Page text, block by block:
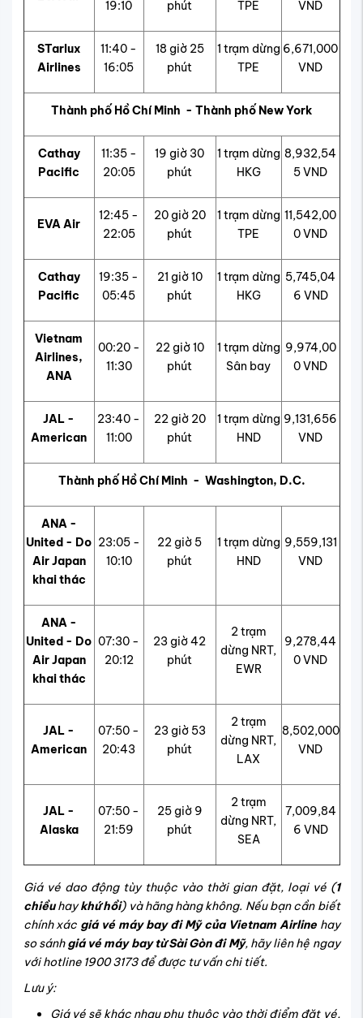
19:10
phút
TPE
VND
STarlux
Airlines
11:40 -
16:05
18 giờ 25
phút
1 trạm dừng
TPE
6,671,000
VND
Thành phố Hồ Chí Minh - Thành phố New York
Cathay
Pacific
11:35 -
20:05
19 giờ 30
phút
1 trạm dừng
HKG
8,932,54
5 VND
EVA Air
12:45 -
22:05
20 giờ 20
phút
1 trạm dừng
TPE
11,542,00
0 VND
Cathay
Pacific
19:35 -
05:45
21 giờ 10
phút
1 trạm dừng
HKG
5,745,04
6 VND
Vietnam
Airlines,
ANA
00:20 -
11:30
22 giờ 10
phút
1 trạm dừng
Sân bay
9,974,00
0 VND
JAL -
American
23:40 -
11:00
22 giờ 20
phút
1 trạm dừng
HND
9,131,656
VND
Thành phố Hồ Chí Minh - Washington, D.C.
ANA -
United - Do
Air Japan
khai thác
23:05 -
10:10
22 giờ 5
phút
1 trạm dừng
HND
9,559,131
VND
ANA -
United - Do
Air Japan
khai thác
07:30 -
20:12
23 giờ 42
phút
2 trạm
dừng NRT,
EWR
9,278,44
0 VND
JAL -
American
07:50 -
20:43
23 giờ 53
phút
2 trạm
dừng NRT,
LAX
8,502,000
VND
JAL -
Alaska
07:50 -
21:59
25 giờ 9
phút
2 trạm
dừng NRT,
SEA
7,009,84
6 VND
Giá vé dao động tùy thuộc vào thời gian đặt, loại vé (1
chiềuhaykhứ hồi) và hãng hàng không. Nếu bạn cần biết
chính xác giá vé máy bay đi Mỹ của Vietnam Airlinehay
so sánhgiá vé máy bay từ Sài Gòn đi Mỹ, hãy liên hệ ngay
với hotline 1900 3173 để được tư vấn chi tiết.
Lưu ý:
Giá vé sẽ khác nhau phụ thuộc vào thời điểm đặt vé,